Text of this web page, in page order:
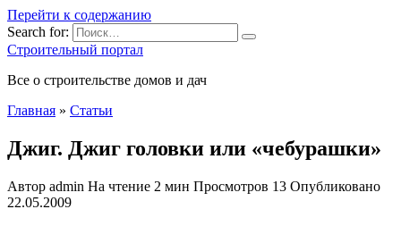
Перейти к содержанию
Search for:
Строительный портал
Все о строительстве домов и дач
Главная » Статьи
Джиг. Джиг головки или «чебурашки»
Автор admin На чтение 2 мин Просмотров 13 Опубликовано
22.05.2009